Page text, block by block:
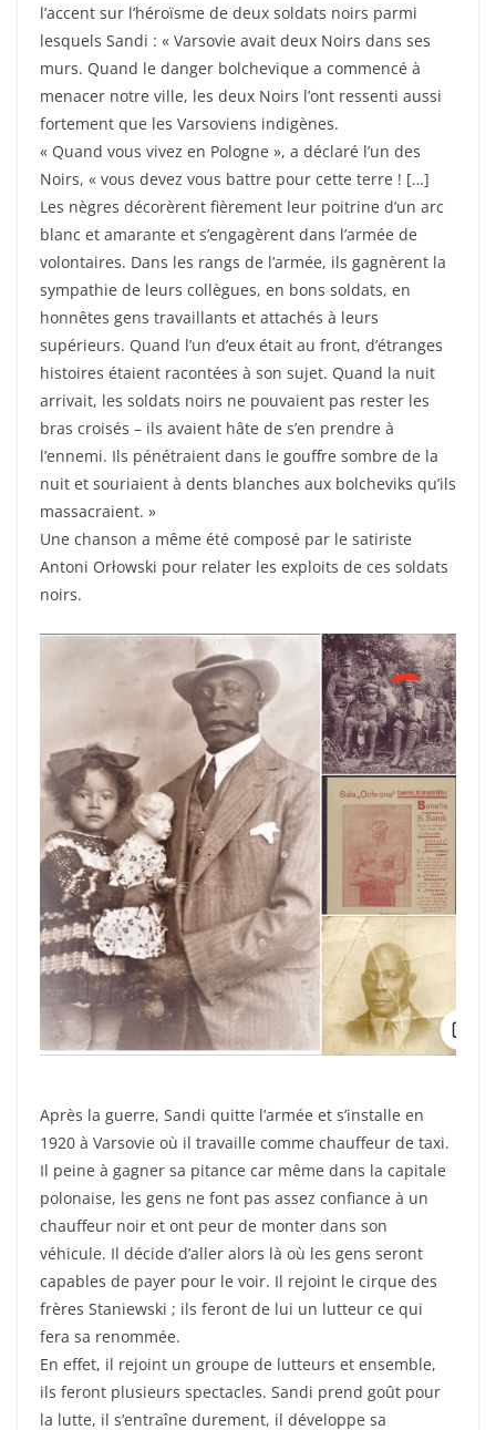
l’accent sur l’héroïsme de deux soldats noirs parmi
lesquels Sandi : « Varsovie avait deux Noirs dans ses
murs. Quand le danger bolchevique a commencé à
menacer notre ville, les deux Noirs l’ont ressenti aussi
fortement que les Varsoviens indigènes.
« Quand vous vivez en Pologne », a déclaré l’un des
Noirs, « vous devez vous battre pour cette terre ! […]
Les nègres décorèrent fièrement leur poitrine d’un arc
blanc et amarante et s’engagèrent dans l’armée de
volontaires. Dans les rangs de l’armée, ils gagnèrent la
sympathie de leurs collègues, en bons soldats, en
honnêtes gens travaillants et attachés à leurs
supérieurs. Quand l’un d’eux était au front, d’étranges
histoires étaient racontées à son sujet. Quand la nuit
arrivait, les soldats noirs ne pouvaient pas rester les
bras croisés – ils avaient hâte de s’en prendre à
l’ennemi. Ils pénétraient dans le gouffre sombre de la
nuit et souriaient à dents blanches aux bolcheviks qu’ils
massacraient. »
Une chanson a même été composé par le satiriste
Antoni Orłowski pour relater les exploits de ces soldats
noirs.
Après la guerre, Sandi quitte l’armée et s’installe en
1920 à Varsovie où il travaille comme chauffeur de taxi.
Il peine à gagner sa pitance car même dans la capitale
polonaise, les gens ne font pas assez confiance à un
chauffeur noir et ont peur de monter dans son
véhicule. Il décide d’aller alors là où les gens seront
capables de payer pour le voir. Il rejoint le cirque des
frères Staniewski ; ils feront de lui un lutteur ce qui
fera sa renommée.
En effet, il rejoint un groupe de lutteurs et ensemble,
ils feront plusieurs spectacles. Sandi prend goût pour
la lutte, il s’entraîne durement, il développe sa